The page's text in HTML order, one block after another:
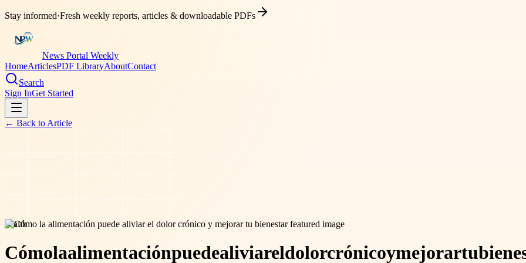
Stay informed·Fresh weekly reports, articles & downloadable PDFs
News Portal Weekly
HomeArticlesPDF LibraryAboutContact
Search
Sign InGet Started
← Back to Article
health
Cómolaalimentaciónpuedealiviareldolorcrónicoymejorartu